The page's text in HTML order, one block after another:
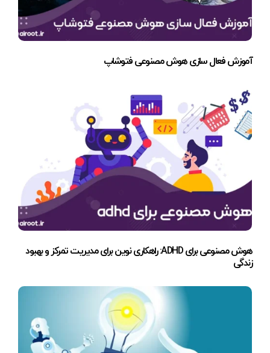
آموزش فعال سازی هوش مصنوعی فتوشاپ
هوش مصنوعی برای ADHD: راهکاری نوین برای مدیریت تمرکز و بهبود
زندگی